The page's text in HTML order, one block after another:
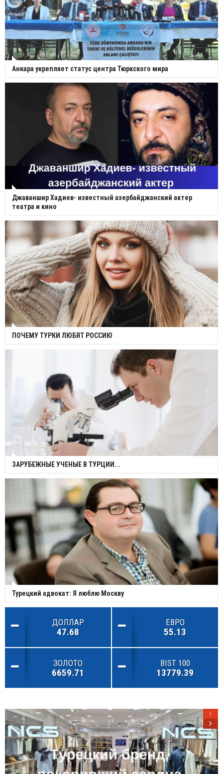
Анкара укрепляет статус центра Тюркского мира
Джаваншир Хадиев- известный азербайджанский актер
театра и кино
ПОЧЕМУ ТУРКИ ЛЮБЯТ РОССИЮ
ЗАРУБЕЖНЫЕ УЧЕНЫЕ В ТУРЦИИ...
Турецкий адвокат: Я люблю Москву
ДОЛЛАР
47.68
ЕВРО
55.13
ЗОЛОТО
6659.71
BIST 100
13779.39